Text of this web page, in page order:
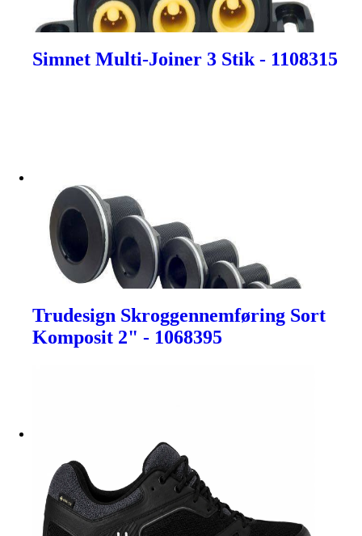
Simnet Multi-Joiner 3 Stik - 1108315
Trudesign Skroggennemføring Sort
Komposit 2" - 1068395